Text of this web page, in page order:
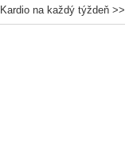
Kardio na každý týždeň >>